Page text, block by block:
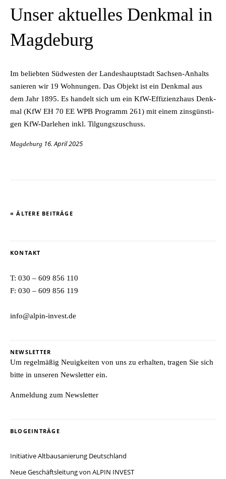
Unser aktuelles Denkmal in
Magdeburg
Im be­lieb­ten Süd­wes­ten der Lan­des­haupt­stadt Sach­sen-An­halts
sa­nie­ren wir 19 Woh­nun­gen. Das Ob­jekt ist ein Denk­mal aus
dem Jahr 1895. Es han­delt sich um ein KfW-Ef­fi­zi­enz­haus Denk­
mal (KfW EH 70 EE WPB Pro­gramm 261) mit ei­nem zins­güns­ti­
gen KfW-Dar­le­hen inkl. Tilgungszuschuss.
Magdeburg 16. April 2025
« ÄLTERE BEITRÄGE
KONTAKT
T: 030 – 609 856 110
F: 030 – 609 856 119
info@alpin-invest.de
NEWSLETTER
Um regelmäßig Neuigkeiten von uns zu erhalten, tragen Sie sich
bitte in unseren Newsletter ein.
Anmeldung zum Newsletter
BLOGEINTRÄGE
Initiative Altbausanierung Deutschland
Neue Geschäftsleitung von ALPIN INVEST